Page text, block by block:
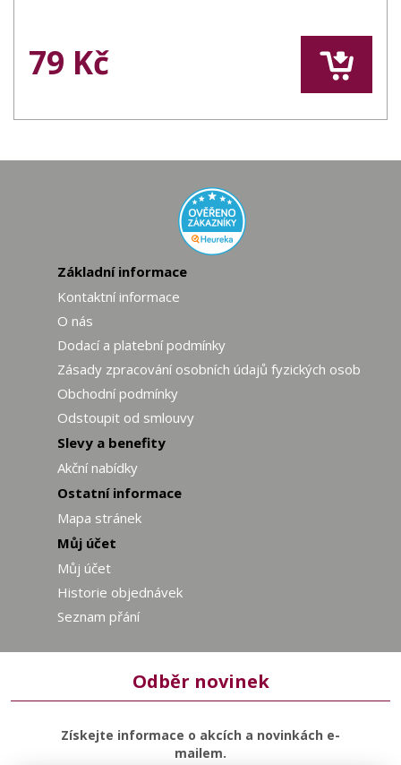
79 Kč
Základní informace
Kontaktní informace
O nás
Dodací a platební podmínky
Zásady zpracování osobních údajů fyzických osob
Obchodní podmínky
Odstoupit od smlouvy
Slevy a benefity
Akční nabídky
Ostatní informace
Mapa stránek
Můj účet
Můj účet
Historie objednávek
Seznam přání
Odběr novinek
Získejte informace o akcích a novinkách e-
mailem.